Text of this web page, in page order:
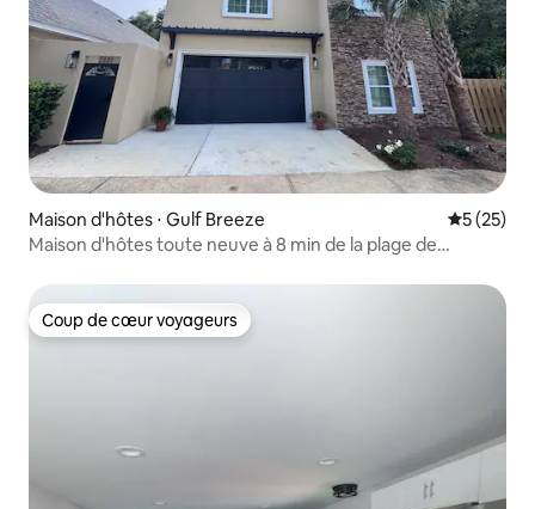
Maison d'hôtes ⋅ Gulf Breeze
5 (25)
Maison d'hôtes toute neuve à 8 min de la plage de
Coup de cœur voyageurs
Coup de cœur voyageurs